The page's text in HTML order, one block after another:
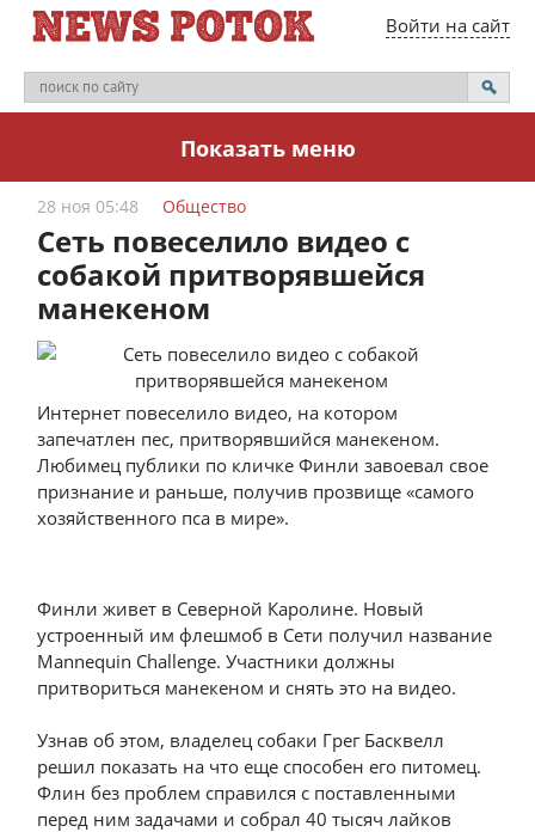
Войти на сайт
Показать меню
28 ноя 05:48 Общество
Сеть повеселило видео с
собакой притворявшейся
манекеном
Интернет повеселило видео, на котором
запечатлен пес, притворявшийся манекеном.
Любимец публики по кличке Финли завоевал свое
признание и раньше, получив прозвище «самого
хозяйственного пса в мире».
Финли живет в Северной Каролине. Новый
устроенный им флешмоб в Сети получил название
Mannequin Challenge. Участники должны
притвориться манекеном и снять это на видео.
Узнав об этом, владелец собаки Грег Басквелл
решил показать на что еще способен его питомец.
Флин без проблем справился с поставленными
перед ним задачами и собрал 40 тысяч лайков